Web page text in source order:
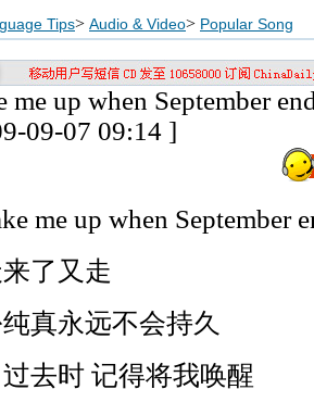
Tips> Audio & Video> Popular Song
me up when September
09-07 09:14 ]
了又走
真永远不会持久
去时 记得将我唤醒